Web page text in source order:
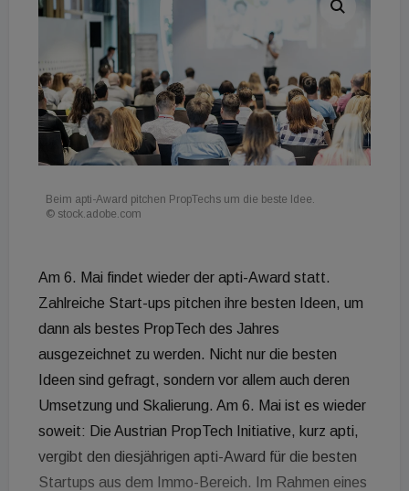
Beim apti-Award pitchen PropTechs um die beste Idee.
© stock.adobe.com
Am 6. Mai findet wieder der apti-Award statt.
Zahlreiche Start-ups pitchen ihre besten Ideen, um
dann als bestes PropTech des Jahres
ausgezeichnet zu werden. Nicht nur die besten
Ideen sind gefragt, sondern vor allem auch deren
Umsetzung und Skalierung. Am 6. Mai ist es wieder
soweit: Die Austrian PropTech Initiative, kurz apti,
vergibt den diesjährigen apti-Award für die besten
Startups aus dem Immo-Bereich. Im Rahmen eines